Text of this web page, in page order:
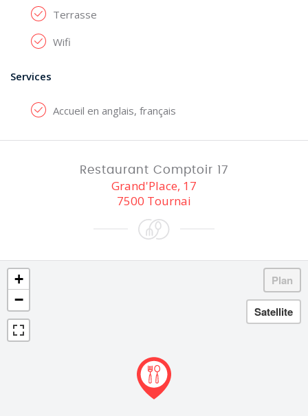
Terrasse
Wifi
Services
Accueil en anglais, français
Restaurant Comptoir 17
Grand'Place, 17
7500 Tournai
+
−